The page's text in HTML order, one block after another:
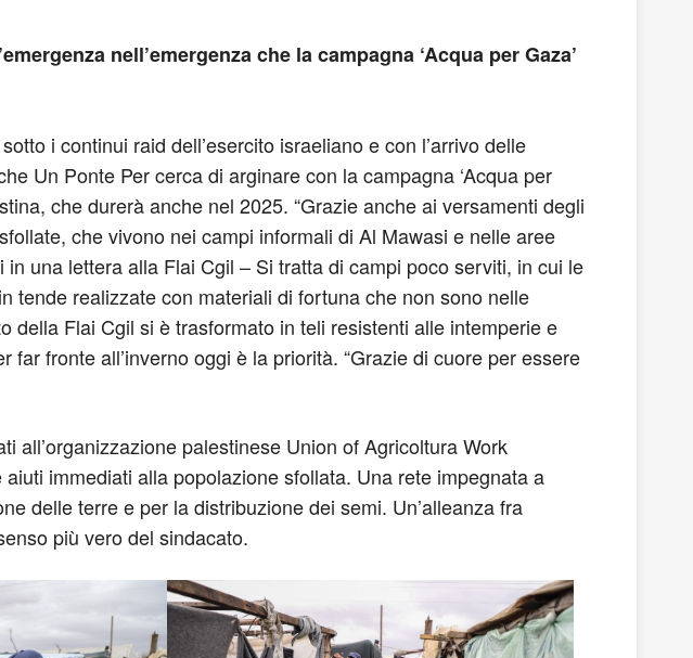
nell’emergenza che la campagna ‘Acqua per Gaza’
i continui raid dell’esercito israeliano e con l’arrivo delle
Un Ponte Per cerca di arginare con la campagna ‘Acqua per
che durerà anche nel 2025. “Grazie anche ai versamenti degli
che vivono nei campi informali di Al Mawasi e nelle aree
una lettera alla Flai Cgil – Si tratta di campi poco serviti, in cui le
tende realizzate con materiali di fortuna che non sono nelle
della Flai Cgil si è trasformato in teli resistenti alle intemperie e
fronte all’inverno oggi è la priorità. “Grazie di cuore per essere
all’organizzazione palestinese Union of Agricoltura Work
immediati alla popolazione sfollata. Una rete impegnata a
delle terre e per la distribuzione dei semi. Un’alleanza fra
più vero del sindacato.